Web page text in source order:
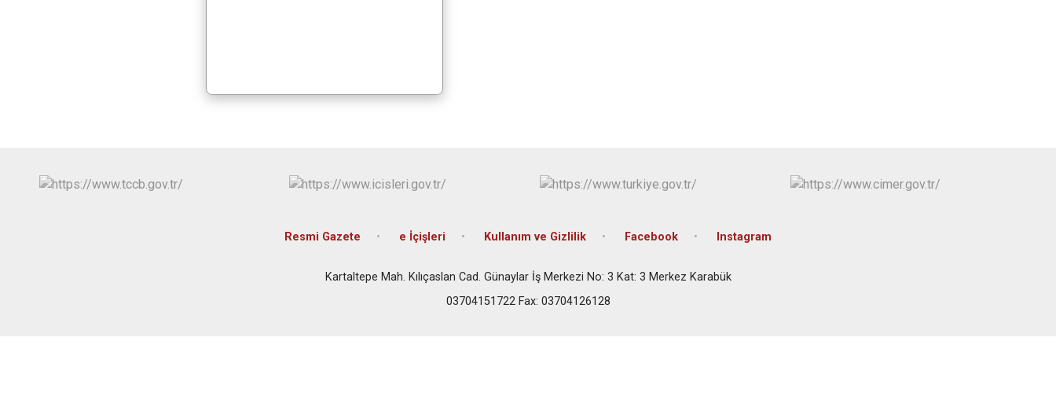
Resmi Gazete e İçişleri Kullanım ve Gizlilik Facebook Instagram
Kartaltepe Mah. Kılıçaslan Cad. Günaylar İş Merkezi No: 3 Kat: 3 Merkez Karabük
03704151722 Fax: 03704126128